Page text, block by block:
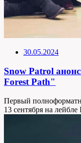
30.05.2024
Snow Patrol
Forest Path"
Первый
13 сентября на лейбле